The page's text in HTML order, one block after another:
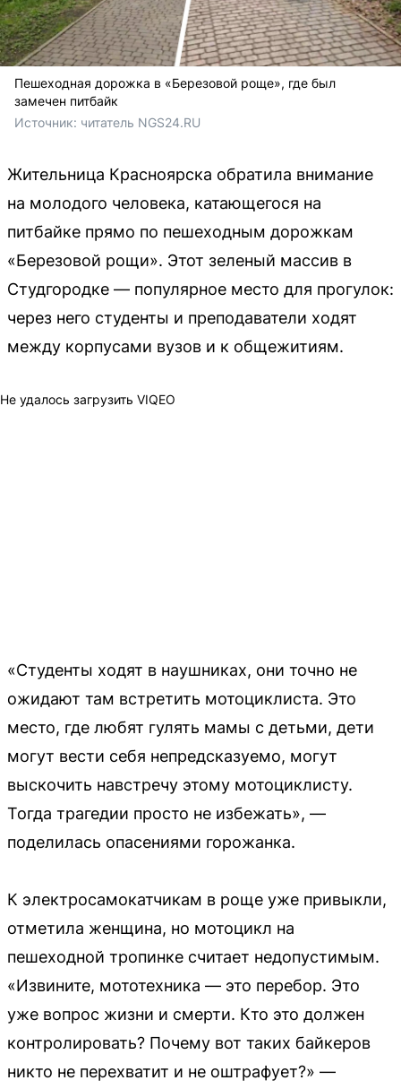
Пешеходная дорожка в «Березовой роще», где был
замечен питбайк
Источник: читатель NGS24.RU
Жительница Красноярска обратила внимание
на молодого человека, катающегося на
питбайке прямо по пешеходным дорожкам
«Березовой рощи». Этот зеленый массив в
Студгородке — популярное место для прогулок:
через него студенты и преподаватели ходят
между корпусами вузов и к общежитиям.
Не удалось загрузить VIQEO
«Студенты ходят в наушниках, они точно не
ожидают там встретить мотоциклиста. Это
место, где любят гулять мамы с детьми, дети
могут вести себя непредсказуемо, могут
выскочить навстречу этому мотоциклисту.
Тогда трагедии просто не избежать», —
поделилась опасениями горожанка.
К электросамокатчикам в роще уже привыкли,
отметила женщина, но мотоцикл на
пешеходной тропинке считает недопустимым.
«Извините, мототехника — это перебор. Это
уже вопрос жизни и смерти. Кто это должен
контролировать? Почему вот таких байкеров
никто не перехватит и не оштрафует?» —